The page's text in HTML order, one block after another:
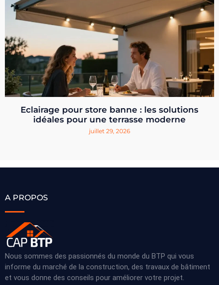
Eclairage pour store banne : les solutions
idéales pour une terrasse moderne
juillet 29, 2026
A PROPOS
Nous sommes des passionnés du monde du BTP qui vous
informe du marché de la construction, des travaux de bâtiment
et vous donne des conseils pour améliorer votre projet.